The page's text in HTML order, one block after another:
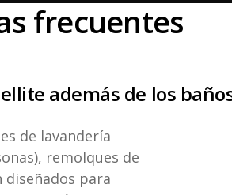
frecuentes
además de los
de lavandería
remolques de
diseñados para